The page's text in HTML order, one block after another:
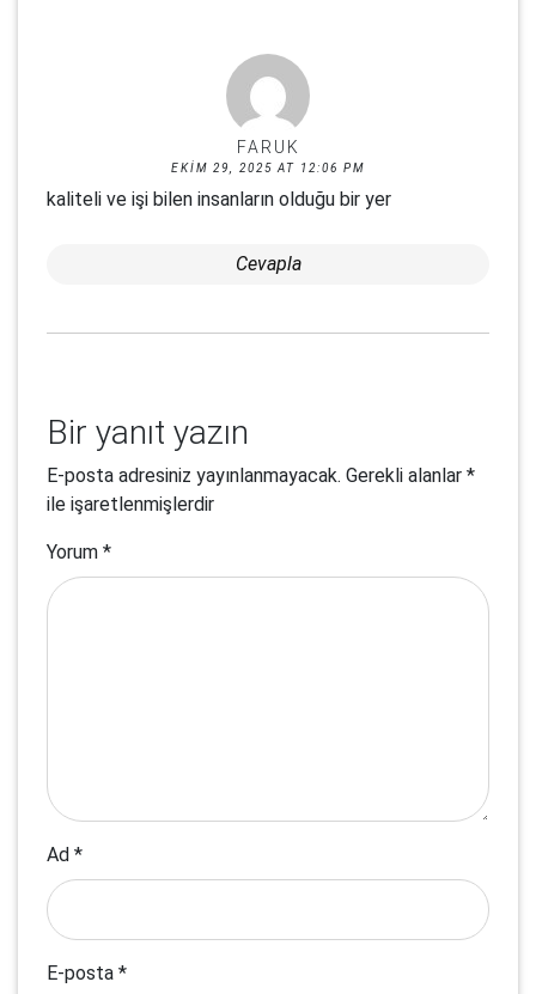
FARUK
EKIM 29, 2025 AT 12:06 PM
kaliteli ve işi bilen insanların olduğu bir yer
Cevapla
Bir yanıt yazın
E-posta adresiniz yayınlanmayacak. Gerekli alanlar *
ile işaretlenmişlerdir
Yorum *
Ad *
E-posta *